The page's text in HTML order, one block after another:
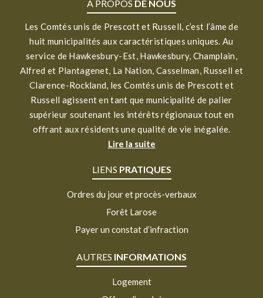
À PROPOS DE NOUS
Les Comtés unis de Prescott et Russell, c’est l’âme de
huit municipalités aux caractéristiques uniques. Au
service de Hawkesbury-Est, Hawkesbury, Champlain,
Alfred et Plantagenet, La Nation, Casselman, Russell et
Clarence-Rockland, les Comtés unis de Prescott et
Russell agissent en tant que municipalité de palier
supérieur soutenant les intérêts régionaux tout en
offrant aux résidents une qualité de vie inégalée.
Lire la suite
LIENS PRATIQUES
Ordres du jour et procès-verbaux
Forêt Larose
Payer un constat d’infraction
AUTRES INFORMATIONS
Logement